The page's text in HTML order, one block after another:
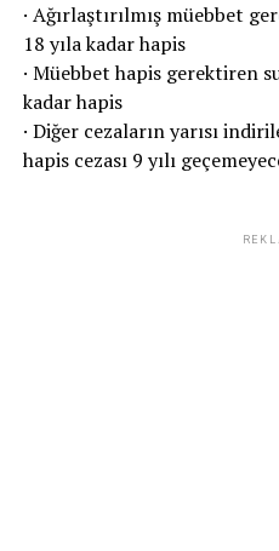
· Ağırlaştırılmış müebbet
18 yıla kadar hapis
· Müebbet hapis gerektiren
kadar hapis
· Diğer cezaların yarısı
hapis cezası 9 yılı